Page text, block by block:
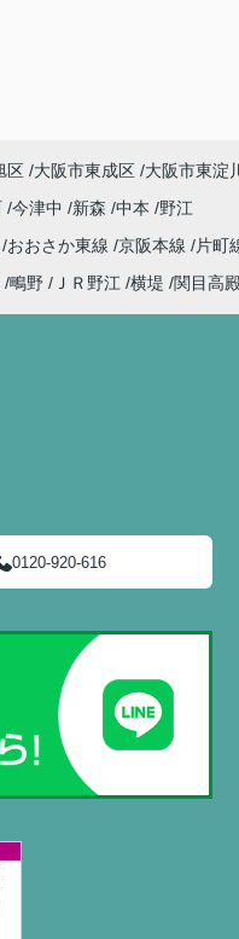
区 大阪市東成区 大阪市東淀
今津中 新森 中本
野江
おおさか東線 京阪本線 片町
鴫野 ＪＲ野江 横堤 関目高
0120-920-616